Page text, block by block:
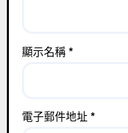
顯示名稱 *
電子郵件地址 *